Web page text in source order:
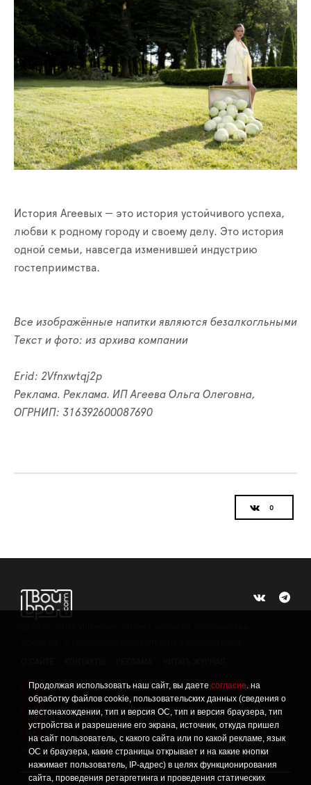
Продолжая использовать наш сайт, вы даете согласие. на
обработку файлов cookie, пользовательских данных (сведения о
местонахождении, тип и версия ОС, тип и версия браузера, тип
устройства и разрешение его экрана, источник, откуда пришел
на сайт пользователь, с какого сайта или по какой рекламе, язык
ОС и браузера, какие страницы открывает и на какие кнопки
нажимает пользователь, IP-адрес) в целях функционирования
сайта, проведения ретаргетинга и проведения статических
История Агеевых — это история устойчивого успеха,
любви к родному городу и своему делу. Это история
одной семьи, навсегда изменившей индустрию
гостеприимства.
Все изображённые напитки являются безалкогльными
Текст и фото: из архива компании
Erid: 2Vfnxwtqj2p
Реклама. Реклама. ИП Агеева Ольга Олеговна,
ОГРНИП: 316392600087690
! Политика конфиденциальности
! Информация о проведении СОУТ
Данный сайт не предназначен для просмотра лицам
младше 16 лет.